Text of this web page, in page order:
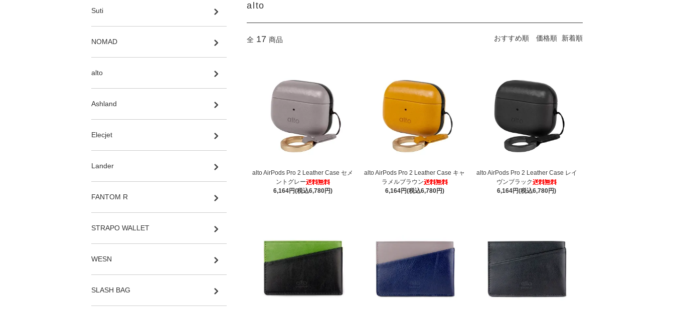
alto
全 17 商品 おすすめ順 価格順 新着順
alto AirPods Pro 2 Leather Case セメ
ントグレー
6,164円(税込6,780円)
alto AirPods Pro 2 Leather Case キャ
ラメルブラウン
6,164円(税込6,780円)
alto AirPods Pro 2 Leather Case レイ
ヴンブラック
6,164円(税込6,780円)
Suti
NOMAD
alto
Ashland
Elecjet
Lander
FANTOM R
STRAPO WALLET
WESN
SLASH BAG